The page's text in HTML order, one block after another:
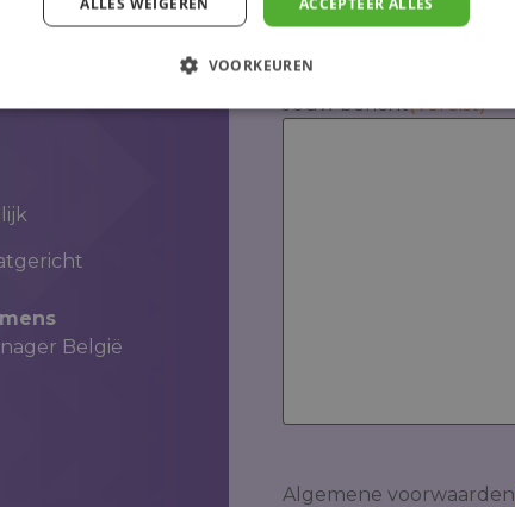
België
Jouw telefoonnummer
Jouw bericht(Vereist)
Algemene voorwaarden
VOORKEUREN